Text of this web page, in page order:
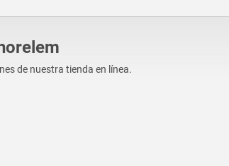
de nuestra tienda en línea.